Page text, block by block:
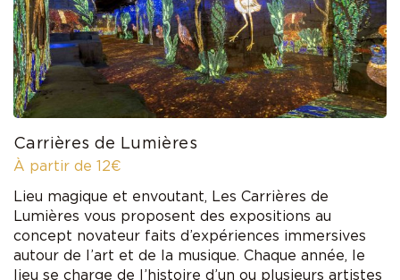
Carrières de Lumières
À partir de 12€
Lieu magique et envoutant, Les Carrières de
Lumières vous proposent des expositions au
concept novateur faits d’expériences immersives
autour de l’art et de la musique. Chaque année, le
lieu se charge de l’histoire d’un ou plusieurs artistes